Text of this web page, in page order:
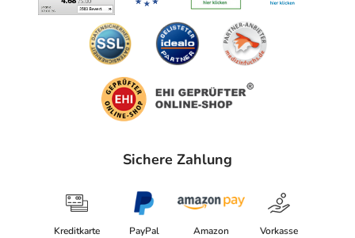
Sichere Zahlung
Kreditkarte PayPal Amazon Vorkasse